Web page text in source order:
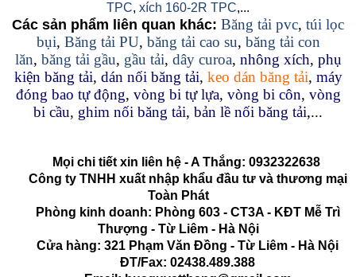
TPC, xích 160-2R TPC,...
Các sản phẩm liên quan khác: Băng tải pvc, túi lọc
bụi, Băng tải PU, băng tải cao su, băng tải con
lăn, băng tải gầu, gầu tải, dây curoa, nhông xích, phụ
kiện băng tải, dán nối băng tải, keo dán băng tải, máy
đóng bao tự động, vòng bi tự lựa, vòng bi côn, vòng
bi cầu, ghim nối băng tải, bản lề nối băng tải,...
Mọi chi tiết xin liên hệ - A Thắng: 0932322638
Công ty TNHH xuất nhập khẩu đầu tư và thương mại
Toàn Phát
Phòng kinh doanh: Phòng 603 - CT3A - KĐT Mễ Trì
Thượng - Từ Liêm - Hà Nội
Cửa hàng: 321 Phạm Văn Đồng - Từ Liêm - Hà Nội
ĐT/Fax: 02438.489.388